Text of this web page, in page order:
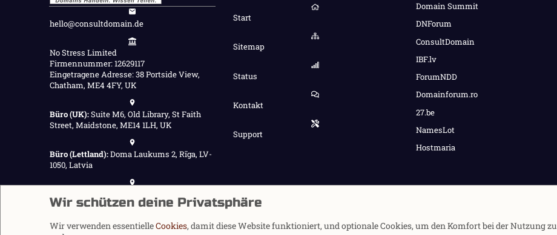
hello@consultdomain.de
No Stress Limited
Firmennummer: 12629117
Eingetragene Adresse: 38 Portside View,
Chatham, ME4 4FY, UK
Büro (UK):Suite M6, Old Library, St Faith
Street, Maidstone, ME14 1LH, UK
Büro (Lettland):Doma Laukums 2, Rīga, LV-
1050, Latvia
Start
Sitemap
Status
Kontakt
Support
Domain Summit
DNForum
ConsultDomain
IBF.lv
ForumNDD
Domainforum.ro
27.be
NamesLot
Hostmaria
Wir schützen deine Privatsphäre
Wir verwenden essentielleCookies, damit diese Website funktioniert, und optionale Cookies, um den Komfort bei der Nutzung zu